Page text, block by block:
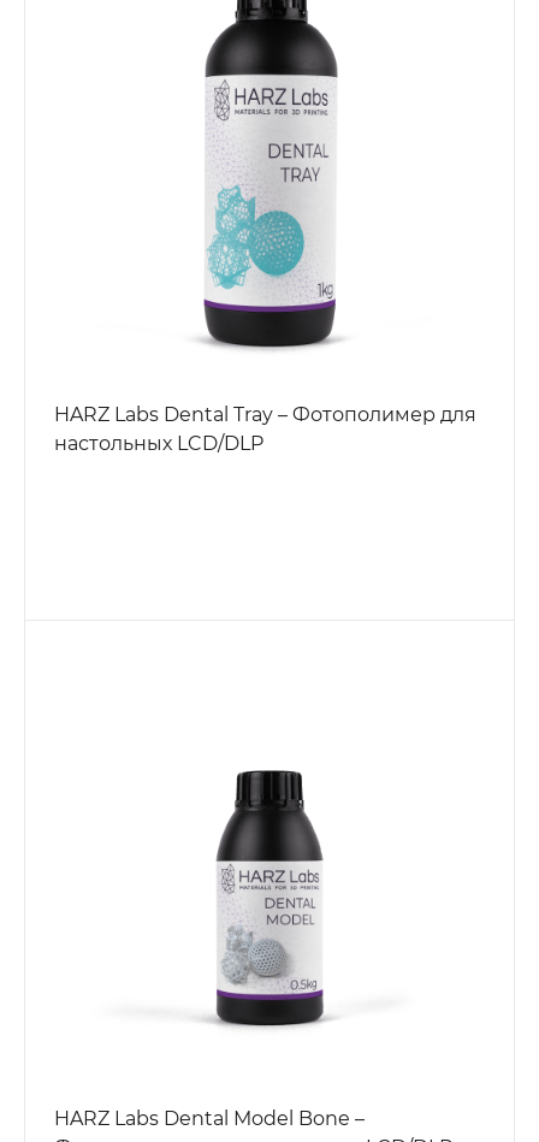
HARZ Labs Dental Tray – Фотополимер для
настольных LCD/DLP
HARZ Labs Dental Model Bone –